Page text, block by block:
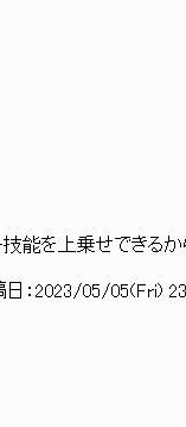
能を上乗せできるか
： 2023/05/05(Fri)